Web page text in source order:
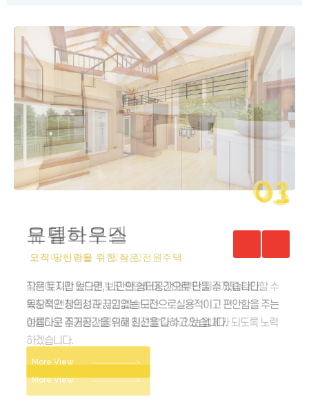
01
모델하우스
오직 당신만을 위한 작은 전원주택
작은 토지만 있다면, 나만의 쉼터공간으로 만들 수 있습니다.
독창적인 창의성과 끊임없는 도전으로실용적이고 편안함을 주는
아름다운 주거공간을 위해 최선을 다하고 있습니다.
More View